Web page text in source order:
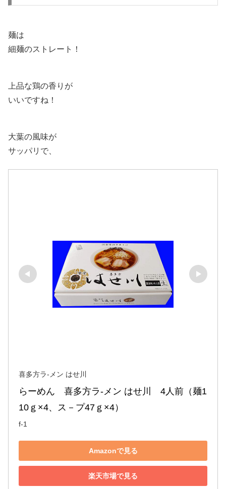
麺は
細麺のストレート！
上品な鶏の香りが
いいですね！
大葉の風味が
サッパリで、
喜多方ラ-メン はせ川
らーめん　喜多方ラ-メン はせ川　4人前（麺1
10ｇ×4、ス－プ47ｇ×4）
f-1
Amazonで見る
楽天市場で見る